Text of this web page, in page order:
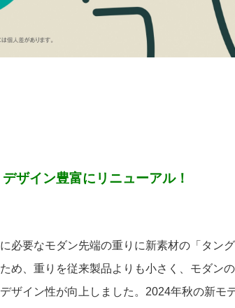
ザイン豊富にリニューアル！
必要なモダン先端の重りに新素材の「タング
め、重りを従来製品よりも小さく、モダン
ザイン性が向上しました。2024年秋の新モ